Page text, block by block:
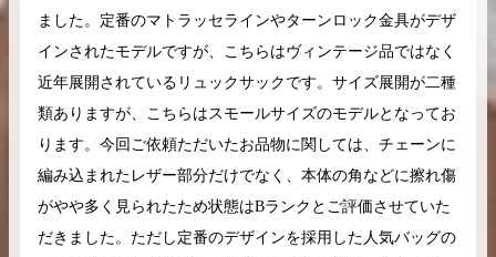
バーキン相場解説 ケリー相場解
コラムをさらにみる
ました。定番のマトラッセラインやターンロック金具がデザ
インされたモデルですが、こちらはヴィンテージ品ではなく
近年展開されているリュックサックです。サイズ展開が二種
類ありますが、こちらはスモールサイズのモデルとなってお
ります。今回ご依頼ただいたお品物に関しては、チェーンに
編み込まれたレザー部分だけでなく、本体の角などに擦れ傷
がやや多く見られたため状態はBランクとご評価させていた
だきました。ただし定番のデザインを採用した人気バッグの